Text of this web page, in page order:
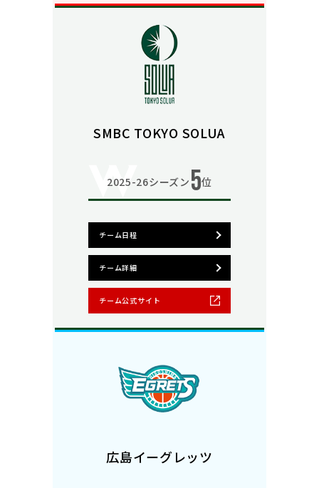
SMBC TOKYO SOLUA
2025-26シーズン 5位
チーム日程
チーム詳細
チーム公式サイト
広島イーグレッツ